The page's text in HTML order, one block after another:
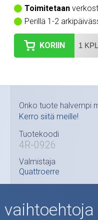
Toimitetaan
Perillä 1-2
KORIIN
Onko tuote halvempi
Kerro siitä meille!
Tuotekoodi
4R-0926
Valmistaja
Quattroerre